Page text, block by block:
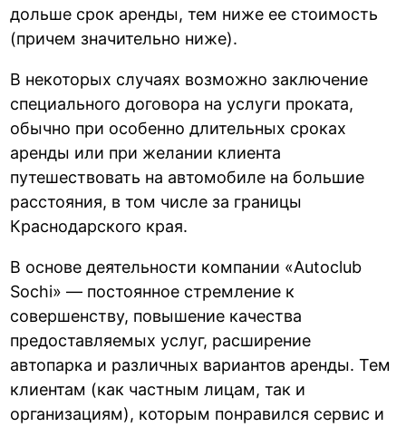
дольше срок аренды, тем ниже ее стоимость
(причем значительно ниже).
В некоторых случаях возможно заключение
специального договора на услуги проката,
обычно при особенно длительных сроках
аренды или при желании клиента
путешествовать на автомобиле на большие
расстояния, в том числе за границы
Краснодарского края.
В основе деятельности компании «Autoclub
Sochi» — постоянное стремление к
совершенству, повышение качества
предоставляемых услуг, расширение
автопарка и различных вариантов аренды. Тем
клиентам (как частным лицам, так и
организациям), которым понравился сервис и